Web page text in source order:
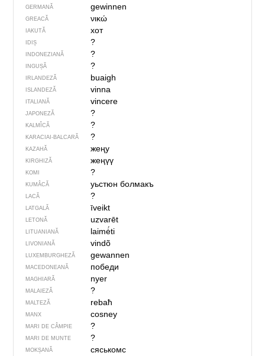
GERMANĂ gewinnen
GREACĂ νικώ
IAKUTĂ хот
IDIȘ ?
INDONEZIANĂ ?
INGUȘĂ ?
IRLANDEZĂ buaigh
ISLANDEZĂ vinna
ITALIANĂ vincere
JAPONEZĂ ?
KALMÎCĂ ?
KARACIAI-BALCARĂ ?
KAZAHĂ жеңу
KIRGHIZĂ жеңүү
KOMI ?
KUMÂCĂ уьстюн болмакъ
LACĂ ?
LATGALĂ īveikt
LETONĂ uzvarēt
LITUANIANĂ laimė́ti
LIVONIANĂ vindõ
LUXEMBURGHEZĂ gewannen
MACEDONEANĂ победи
MAGHIARĂ nyer
MALAIEZĂ ?
MALTEZĂ rebaħ
MANX cosney
MARI DE CÂMPIE ?
MARI DE MUNTE ?
MOKȘANĂ сяськомс